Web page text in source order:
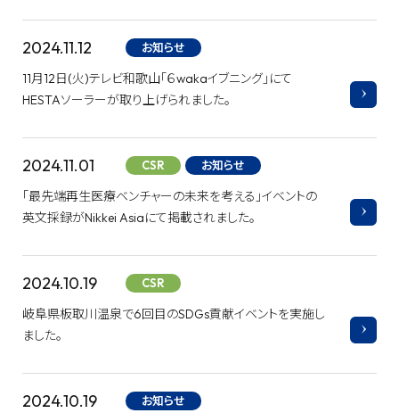
2024.11.12 お知らせ
11月12日(火)テレビ和歌山「６wakaイブニング」にて
HESTAソーラーが取り上げられました。
2024.11.01 CSR お知らせ
「最先端再生医療ベンチャーの未来を考える」イベントの
英文採録がNikkei Asiaにて掲載されました。
2024.10.19 CSR
岐阜県板取川温泉で6回目のSDGs貢献イベントを実施し
ました。
2024.10.19 お知らせ